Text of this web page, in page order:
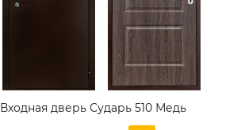
Входная дверь Сударь 510 Медь